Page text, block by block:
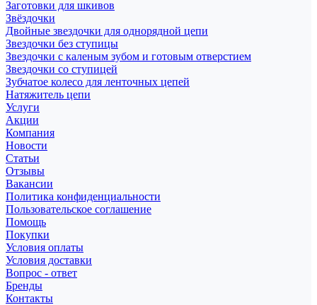
Заготовки для шкивов
Звёздочки
Двойные звездочки для однорядной цепи
Звездочки без ступицы
Звездочки с каленым зубом и готовым отверстием
Звездочки со ступицей
Зубчатое колесо для ленточных цепей
Натяжитель цепи
Услуги
Акции
Компания
Новости
Статьи
Отзывы
Вакансии
Политика конфиденциальности
Пользовательское соглашение
Помощь
Покупки
Условия оплаты
Условия доставки
Вопрос - ответ
Бренды
Контакты